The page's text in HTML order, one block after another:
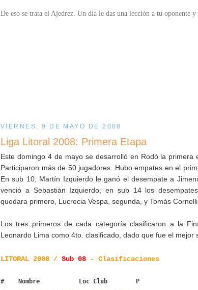
De eso se trata el Ajedrez. Un día le das una lección a tu oponente
VIERNES, 9 DE MAYO DE 2008
Liga Litoral 2008: Primera Etapa
Este domingo 4 de mayo se desarrolló en Rodó la primera
Participaron más de 50 jugadores. Hubo empates en el
En sub 10, Martín Izquierdo le ganó el desempate a
venció a Sebastián Izquierdo; en sub 14 los
quedara primero, Lucrecia Vespa, segunda, y Tomás
Los tres primeros de cada categoría clasificaron a la
Leonardo Lima como 4to. clasificado, dado que fue el mejor
LITORAL 2008 / Sub 08 - Clasificaciones
#    Nombre           Loc Club        P